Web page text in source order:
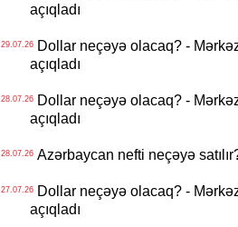
açıqladı
29.07.26Dollar neçəyə olacaq? -
açıqladı
28.07.26Dollar neçəyə olacaq? -
açıqladı
28.07.26Azərbaycan nefti neçəyə
27.07.26Dollar neçəyə olacaq? -
açıqladı